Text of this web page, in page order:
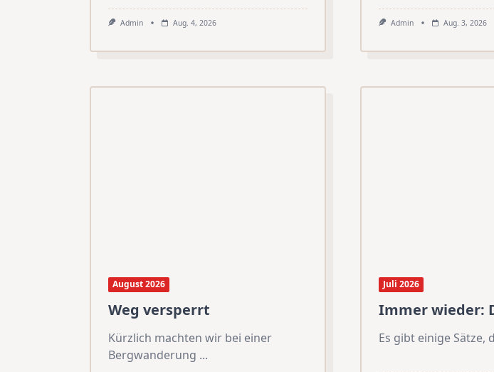
Admin Aug. 4, 2026 Admin Aug. 3, 2026
August 2026
Weg versperrt
Kürzlich machten wir bei einer
Bergwanderung ...
Juli 2026
Immer wieder:
Es gibt einige Sätze,